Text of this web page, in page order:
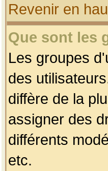
Revenir en
Que sont les
Les groupes
des
diffère de la
assigner des
différents
etc.